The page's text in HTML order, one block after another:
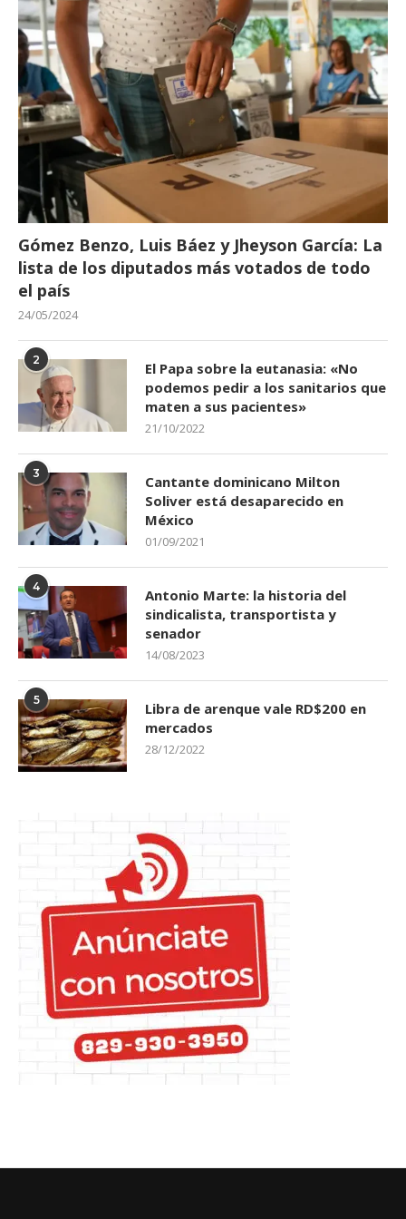
Gómez Benzo, Luis Báez y Jheyson García: La
lista de los diputados más votados de todo
el país
24/05/2024
2
El Papa sobre la eutanasia: «No
podemos pedir a los sanitarios que
maten a sus pacientes»
21/10/2022
3
Cantante dominicano Milton
Soliver está desaparecido en
México
01/09/2021
4
Antonio Marte: la historia del
sindicalista, transportista y
senador
14/08/2023
5
Libra de arenque vale RD$200 en
mercados
28/12/2022